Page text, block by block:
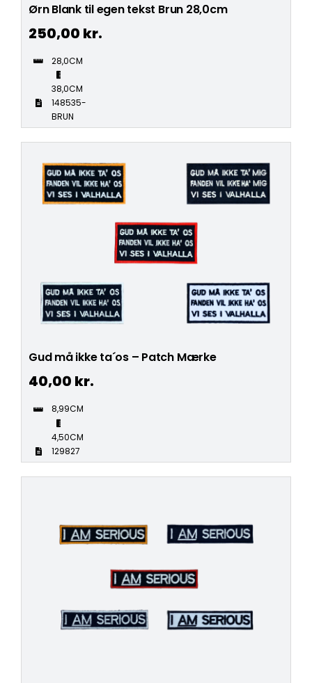
Ørn Blank til egen tekst Brun 28,0cm
250,00 kr.
28,0CM
38,0CM
148535-
BRUN
Gud må ikke ta´os – Patch Mærke
40,00 kr.
8,99CM
4,50CM
129827